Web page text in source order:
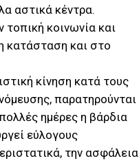
αστικά κέντρα.
κοινωνία και
κατάσταση και στο
κίνηση κατά τους
παρατηρούνται
ημέρες η βάρδια
εύλογους
την ασφάλεια